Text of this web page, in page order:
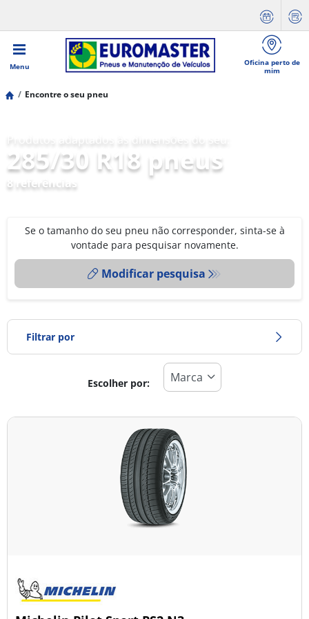
Menu
Oficina perto de
mim
Encontre o seu pneu
285/30 R18 pneus
8 referências
Se o tamanho do seu pneu não corresponder, sinta-se à
vontade para pesquisar novamente.
Modificar pesquisa
Filtrar por
Todos os tipos (8)
Todas as estações (0)
Ligeiro (8)
Escolher por: